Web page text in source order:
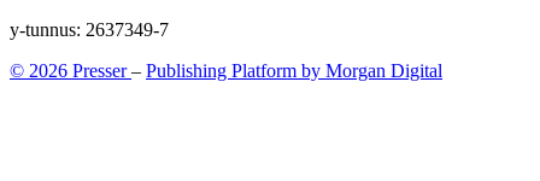
y-tunnus: 2637349-7
© 2026 Presser– Publishing Platform by Morgan Digital